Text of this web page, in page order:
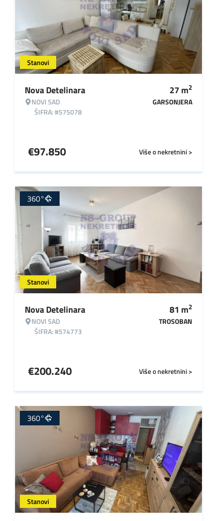
Stanovi
Nova Detelinara
NOVI SAD
ŠIFRA: #575078
27 m2
GARSONJERA
Više o nekretnini >
€97.850
Stanovi
360°
Nova Detelinara
NOVI SAD
ŠIFRA: #574773
81 m2
TROSOBAN
Više o nekretnini >
€200.240
Stanovi
360°